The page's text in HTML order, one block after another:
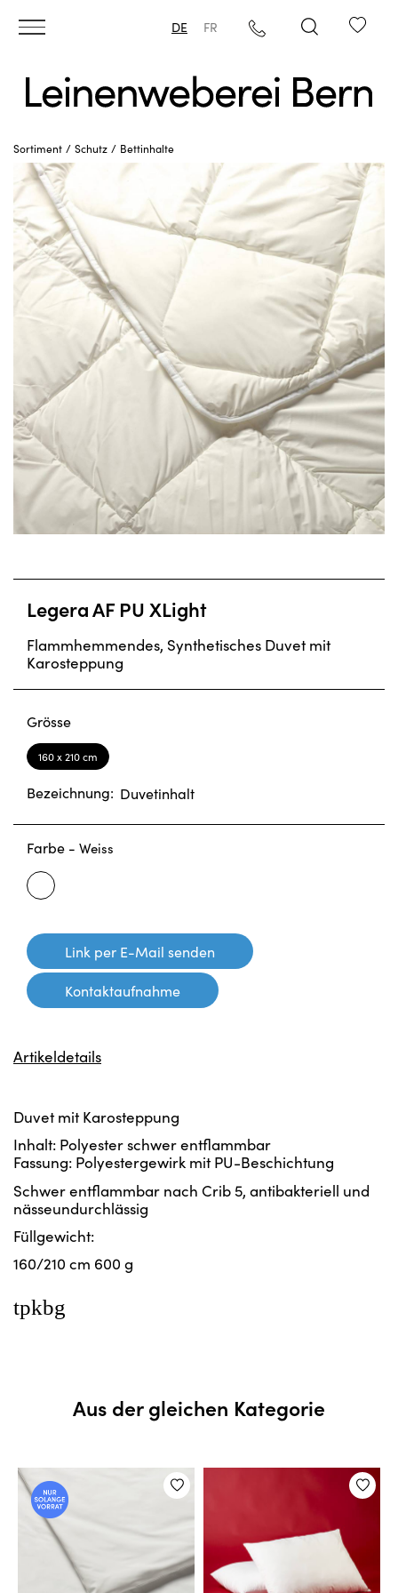
DE FR
Sortiment Schutz Bettinhalte
Legera AF PU XLight
Flammhemmendes, Synthetisches Duvet mit
Karosteppung
Grösse
160 x 210 cm
Bezeichnung: Duvetinhalt
Farbe - Weiss
Weiss
Link per E-Mail senden
Kontaktaufnahme
Artikeldetails
Duvet mit Karosteppung
Inhalt: Polyester schwer entflammbar
Fassung: Polyestergewirk mit PU-Beschichtung
Schwer entflammbar nach Crib 5, antibakteriell und
nässeundurchlässig
Füllgewicht:
160/210 cm 600 g
tpkbg
Aus der gleichen Kategorie